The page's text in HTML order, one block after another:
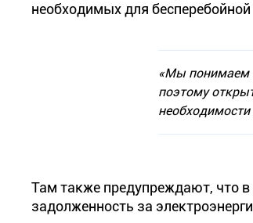
необходимых для
«Мы понимаем
поэтому
необходимости
Там также предупреждают, что
задолженность за